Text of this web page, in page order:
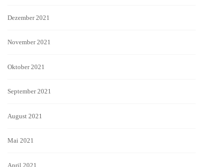
Dezember 2021
November 2021
Oktober 2021
September 2021
August 2021
Mai 2021
April 2021